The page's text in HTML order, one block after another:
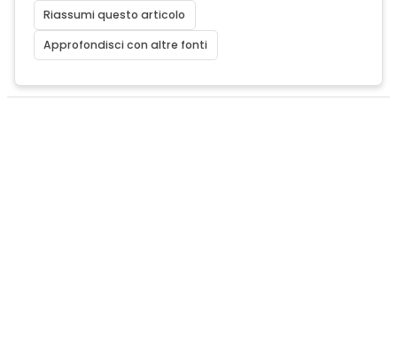
Riassumi questo articolo
Approfondisci con altre fonti